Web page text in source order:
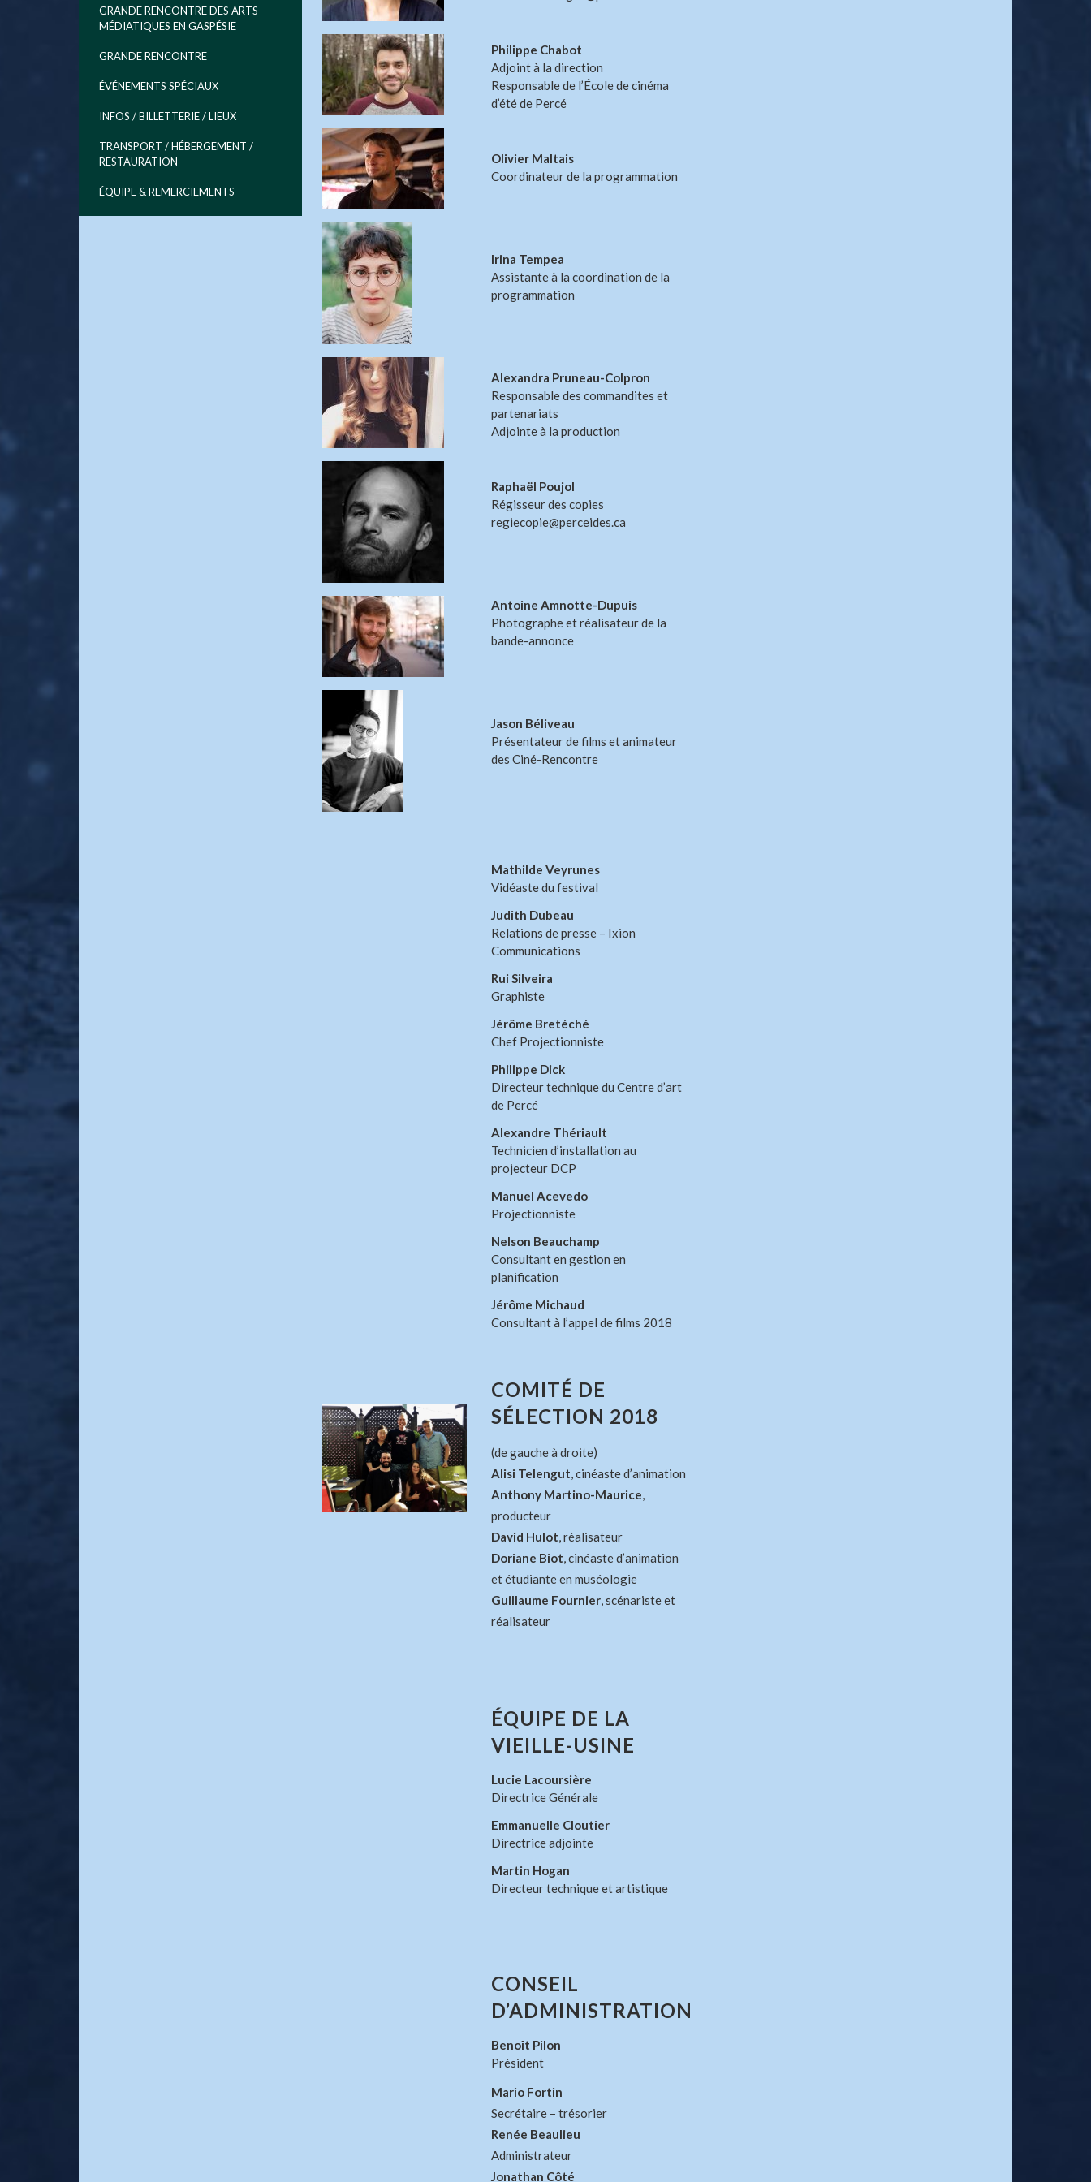
GRANDE RENCONTRE DES ARTS
MÉDIATIQUES EN GASPÉSIE
GRANDE RENCONTRE
ÉVÉNEMENTS SPÉCIAUX
INFOS / BILLETTERIE / LIEUX
TRANSPORT / HÉBERGEMENT /
RESTAURATION
ÉQUIPE & REMERCIEMENTS
Philippe Chabot
Adjoint à la direction
Responsable de l’École de cinéma
d’été de Percé
Olivier Maltais
Coordinateur de la programmation
Irina Tempea
Assistante à la coordination de la
programmation
Alexandra Pruneau-Colpron
Responsable des commandites et
partenariats
Adjointe à la production
Raphaël Poujol
Régisseur des copies
regiecopie@perceides.ca
Antoine Amnotte-Dupuis
Photographe et réalisateur de la
bande-annonce
Jason Béliveau
Présentateur de films et animateur
des Ciné-Rencontre
Mathilde Veyrunes
Vidéaste du festival
Judith Dubeau
Relations de presse – Ixion
Communications
Rui Silveira
Graphiste
Jérôme Bretéché
Chef Projectionniste
Philippe Dick
Directeur technique du Centre d’art
de Percé
Alexandre Thériault
Technicien d’installation au
projecteur DCP
Manuel Acevedo
Projectionniste
Nelson Beauchamp
Consultant en gestion en
planification
Jérôme Michaud
Consultant à l’appel de films 2018
COMITÉ DE
SÉLECTION 2018
(de gauche à droite)
Alisi Telengut, cinéaste d’animation
Anthony Martino-Maurice,
producteur
David Hulot, réalisateur
Doriane Biot, cinéaste d’animation
et étudiante en muséologie
Guillaume Fournier, scénariste et
réalisateur
ÉQUIPE DE LA
VIEILLE-USINE
Lucie Lacoursière
Directrice Générale
Emmanuelle Cloutier
Directrice adjointe
Martin Hogan
Directeur technique et artistique
CONSEIL
D’ADMINISTRATION
Benoît Pilon
Président
Mario Fortin
Secrétaire – trésorier
Renée Beaulieu
Administrateur
Jonathan Côté